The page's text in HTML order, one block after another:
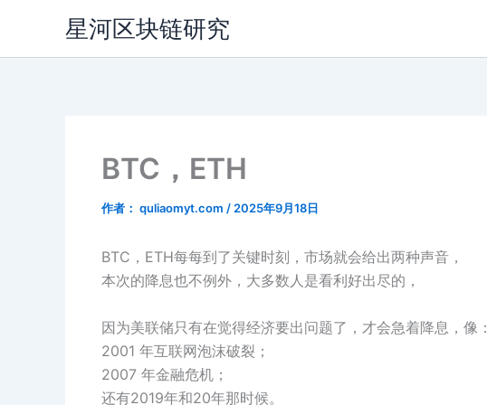
内
星河区块链研究
BTC，ETH
作者： quliaomyt.com / 2025年9月18日
BTC，ETH每每到了关键时刻，市场就会给出两种声音，
本次的降息也不例外，大多数人是看利好出尽的，
因为美联储只有在觉得经济要出问题了，才会急着降息，像：
2001 年互联网泡沫破裂；
2007 年金融危机；
还有2019年和20年那时候。